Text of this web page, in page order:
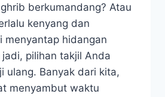
berkumandang? Atau
kenyang dan
menyantap hidangan
pilihan takjil Anda
ulang. Banyak dari kita,
menyambut waktu